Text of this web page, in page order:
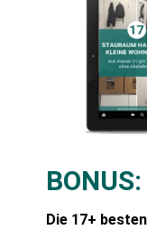
BONUS:
Die 17+